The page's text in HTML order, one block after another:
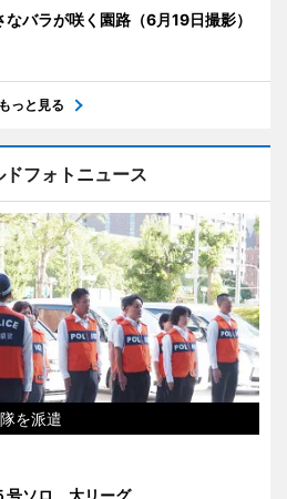
なバラが咲く園路（6月19日撮影）
もっと見る
ドフォトニュース
を派遣